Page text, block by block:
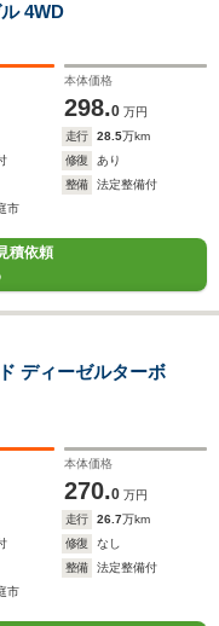
4WD
本体価格
298.0 万円
走行 28.5万km
修復
あり
整備
法定整備付
市
積依頼
ディーゼルターボ
本体価格
270.0 万円
走行 26.7万km
修復
なし
整備
法定整備付
市